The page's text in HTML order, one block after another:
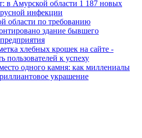
в Амурской области 1 187 новых
инфекции
области по требованию
здание бывшего
хлебных крошек на сайте -
пользователей к успеху
одного камня: как миллениалы
украшение